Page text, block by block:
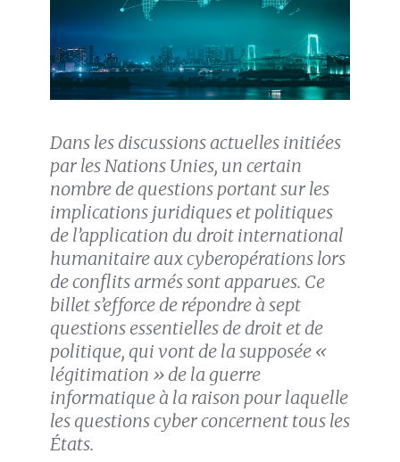
Dans les discussions actuelles initiées
par les Nations Unies, un certain
nombre de questions portant sur les
implications juridiques et politiques
de l’application du droit international
humanitaire aux cyberopérations lors
de conflits armés sont apparues. Ce
billet s’efforce de répondre à sept
questions essentielles de droit et de
politique, qui vont de la supposée «
légitimation » de la guerre
informatique à la raison pour laquelle
les questions cyber concernent tous les
États.